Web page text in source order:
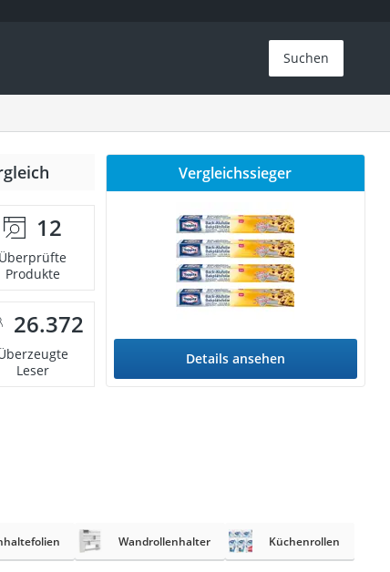
Suchen
12
Überprüfte
Produkte
26.372
Leser
Vergleichssieger
Details ansehen
Wandrollenhalter Küchenrollen